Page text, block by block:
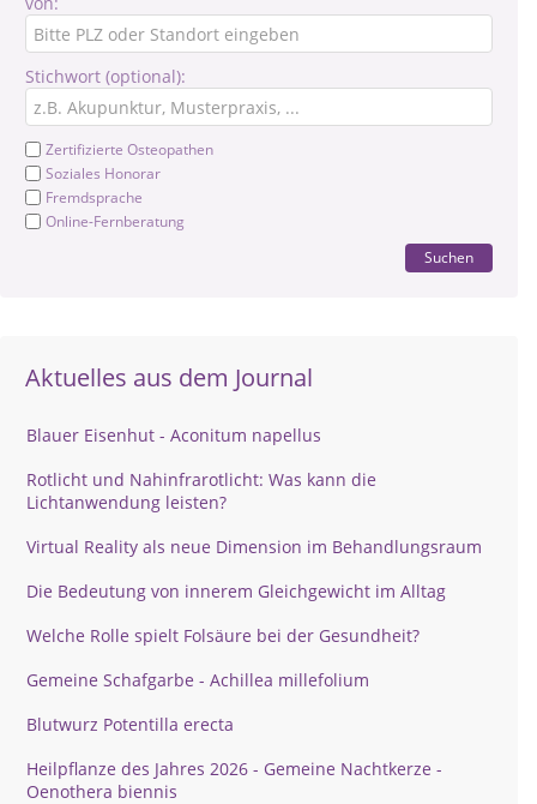
Stichwort (optional):
Zertifizierte Osteopathen
Soziales Honorar
Fremdsprache
Online-Fernberatung
Suchen
Aktuelles aus dem Journal
Blauer Eisenhut - Aconitum napellus
Rotlicht und Nahinfrarotlicht: Was kann die
Lichtanwendung leisten?
Virtual Reality als neue Dimension im Behandlungsraum
Die Bedeutung von innerem Gleichgewicht im Alltag
Welche Rolle spielt Folsäure bei der Gesundheit?
Gemeine Schafgarbe - Achillea millefolium
Blutwurz Potentilla erecta
Heilpflanze des Jahres 2026 - Gemeine Nachtkerze -
Oenothera biennis